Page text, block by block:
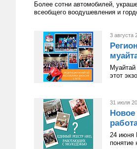
Более сотни автомобилей,
всеобщего воодушевления и
3 августа
Муайтай
этот
31 июля
Новое
24 июня
понятие